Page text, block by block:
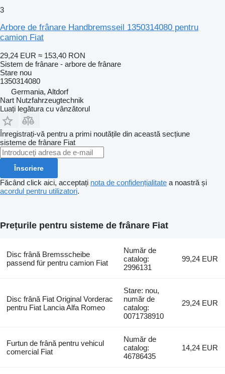
3
Arbore de frânare Handbremsseil 1350314080 pentru
camion Fiat
29,24 EUR ≈ 153,40 RON
Sistem de frânare - arbore de frânare
Stare nou
1350314080
Germania, Altdorf
Nart Nutzfahrzeugtechnik
Luați legătura cu vânzătorul
Înregistrați-vă pentru a primi noutățile din această secțiune
sisteme de frânare Fiat
Înscriere
Făcând click aici, acceptați nota de confidențialitate a noastră și
acordul pentru utilizatori.
Prețurile pentru sisteme de frânare Fiat
Disc frână Bremsscheibe
passend für pentru camion Fiat
Număr de
catalog:
2996131
99,24 EUR
Disc frână Fiat Original Vorderac
pentru Fiat Lancia Alfa Romeo
Stare: nou,
număr de
catalog:
0071738910
29,24 EUR
Furtun de frână pentru vehicul
comercial Fiat
Număr de
catalog:
46786435
14,24 EUR